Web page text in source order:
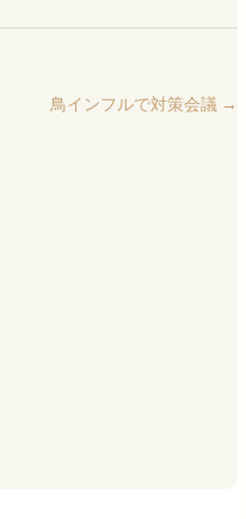
鳥インフルで対策会議 →